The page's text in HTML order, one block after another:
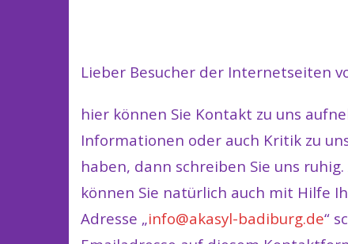
Lieber Besucher der Internetseiten
hier können Sie Kontakt zu uns
Informationen oder auch Kritik zu
haben, dann schreiben Sie uns
können Sie natürlich auch mit Hilfe
Adresse „info@akasyl-badiburg.de“